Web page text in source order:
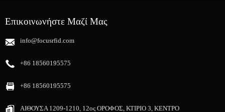
Επικοινωνήστε Μαζί Μας
info@focusrfid.com
+86 18560195575
+86 18560195575
ΑΙΘΟΥΣΑ 1209-1210, 12ος ΟΡΟΦΟΣ, ΚΤΙΡΙΟ 3, ΚΕΝΤΡΟ